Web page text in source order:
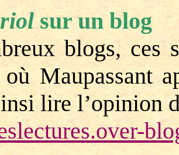
sur un blog
blogs, ces
où Maupassant
lire l’opinion